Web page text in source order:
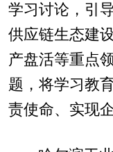
学习讨论，引
供应链生态建
产盘活等重点
题，将学习教
责使命、实现